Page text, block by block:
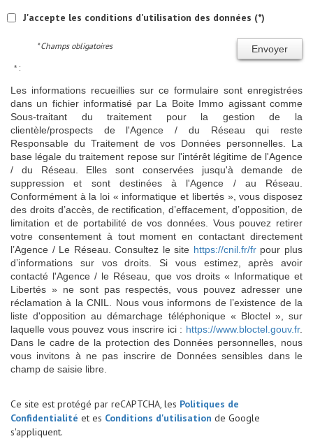
J'accepte les conditions d'utilisation des données (*)
Envoyer
* Champs obligatoires
* :
Les informations recueillies sur ce formulaire sont enregistrées
dans un fichier informatisé par La Boite Immo agissant comme
Sous-traitant du traitement pour la gestion de la
clientèle/prospects de l'Agence / du Réseau qui reste
Responsable du Traitement de vos Données personnelles. La
base légale du traitement repose sur l'intérêt légitime de l'Agence
/ du Réseau. Elles sont conservées jusqu'à demande de
suppression et sont destinées à l'Agence / au Réseau.
Conformément à la loi « informatique et libertés », vous disposez
des droits d’accès, de rectification, d’effacement, d’opposition, de
limitation et de portabilité de vos données. Vous pouvez retirer
votre consentement à tout moment en contactant directement
l’Agence / Le Réseau. Consultez le site https://cnil.fr/frpour plus
d’informations sur vos droits. Si vous estimez, après avoir
contacté l'Agence / le Réseau, que vos droits « Informatique et
Libertés » ne sont pas respectés, vous pouvez adresser une
réclamation à la CNIL. Nous vous informons de l’existence de la
liste d'opposition au démarchage téléphonique « Bloctel », sur
laquelle vous pouvez vous inscrire ici : https://www.bloctel.gouv.fr.
Dans le cadre de la protection des Données personnelles, nous
vous invitons à ne pas inscrire de Données sensibles dans le
champ de saisie libre.
Ce site est protégé par reCAPTCHA, les Politiques de
Confidentialité et es Conditions d'utilisation de Google
s'appliquent.